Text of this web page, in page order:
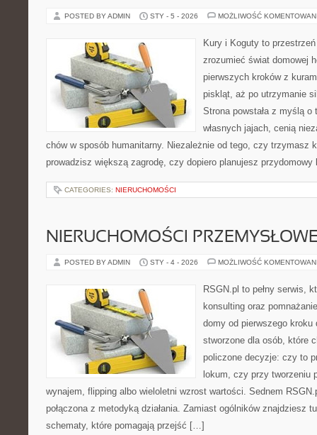
POSTED BY ADMIN STY - 5 - 2026 MOŻLIWOŚĆ
Kury i Koguty to
zrozumieć świat domowej
pierwszych kroków z
piskląt, aż po utrzymanie
Strona powstała z myślą
własnych jajach, cenią
chów w sposób humanitarny. Niezależnie od tego, czy trzymasz
prowadzisz większą zagrodę, czy dopiero planujesz
CATEGORIES: NIERUCHOMOŚCI
NIERUCHOMOŚCI
POSTED BY ADMIN STY - 4 - 2026 MOŻLIWOŚĆ
RSGN.pl to pełny serwis,
konsulting oraz
domy od pierwszego
stworzone dla osób, które
policzone decyzje: czy to
lokum, czy przy tworzeniu
wynajem, flipping albo wieloletni wzrost wartości. Sednem
połączona z metodyką działania. Zamiast ogólników znajdziesz
schematy, które pomagają przejść […]